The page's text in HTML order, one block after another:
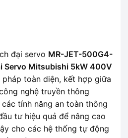
đại servo MR-JET-500G4-
Servo Mitsubishi 5kW 400V
toàn diện, kết hợp giữa
nghệ truyền thông
tính năng an toàn thông
tư hiệu quả để nâng cao
cho các hệ thống tự động